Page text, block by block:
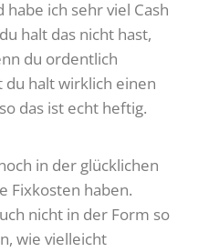
ich sehr viel Cash
halt das nicht hast,
du ordentlich
du halt wirklich einen
das ist echt heftig.
in der glücklichen
Fixkosten haben.
nicht in der Form so
wie vielleicht